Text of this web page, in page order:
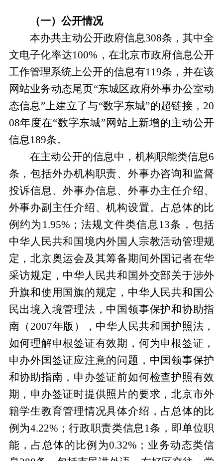
（一）公开情况
本办共主动公开政府信息308条，其中全
文电子化率达100%，在北京市政府信息公开
工作管理系统上公开的信息有119条，并在该
网站业务动态尾页“东城区政府外事办公室动
态信息”上建立了与“数字东城”的超链接，20
08年度在“数字东城”网站上新增的主动公开
信息189条。
在主动公开的信息中，机构职能类信息6
条，包括外办机构职责、外事办咨询和监督
投诉信息、外事办信息、外事办主任介绍、
外事办副主任介绍、机构设置。占总体的比
例约为1.95%；法规文件类信息13条，包括
中华人民共和国境内外国人宗教活动管理规
定，北京奥运会及其筹备期间外国记者在华
采访规定，中华人民共和国外交部关于涉外
升旗和使用国旗的规定，中华人民共和国公
民出境入境管理法，中国领事保护和协助指
南（2007年版），中华人民共和国护照法，
如何理解申根签证有效期，何为申根签证，
申办外国签证应注意的问题，中国领事保护
和协助指南，申办签证前如何检查护照有效
期，申办签证时提供照片的要求，北京市外
籍学生教育管理情况具体介绍，占总体的比
例为4.22%；行政职责类信息1条，即单位职
能，占总体的比例为0.32%；业务动态类信